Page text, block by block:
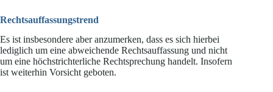
Rechtsauffassungstrend
Es ist insbesondere aber anzumerken, dass es sich hierbei
lediglich um eine abweichende Rechtsauffassung und nicht
um eine höchstrichterliche Rechtsprechung handelt. Insofern
ist weiterhin Vorsicht geboten.